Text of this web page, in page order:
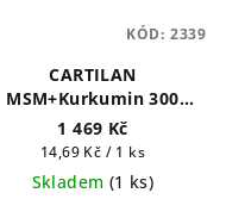
CARTILAN
MSM+Kurkumin 300
tablet
1 469 Kč
Měrná
cena:
14,69 Kč / 1 ks
Skladem (1 ks)
KÓD: 2339